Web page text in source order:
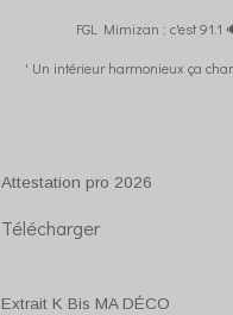
FGL Mimizan : c'est 91.1
' Un intérieur harmonieux ça
Attestation pro 2026
Télécharger
Extrait K Bis MA DÉCO